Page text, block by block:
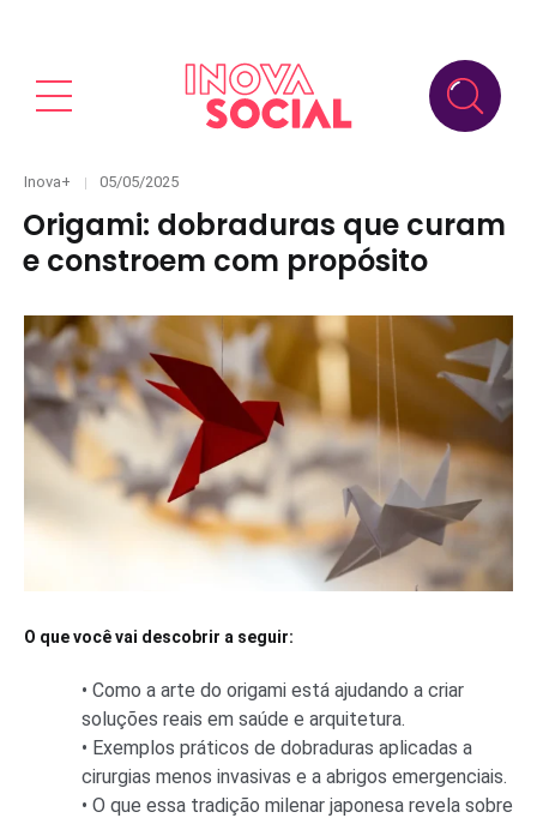
Categories
Inova+
Posted
05/05/2025
Origami: dobraduras que curam
e constroem com propósito
O que você vai descobrir a seguir:
• Como a arte do origami está ajudando a criar
soluções reais em saúde e arquitetura.
• Exemplos práticos de dobraduras aplicadas a
cirurgias menos invasivas e a abrigos emergenciais.
• O que essa tradição milenar japonesa revela sobre